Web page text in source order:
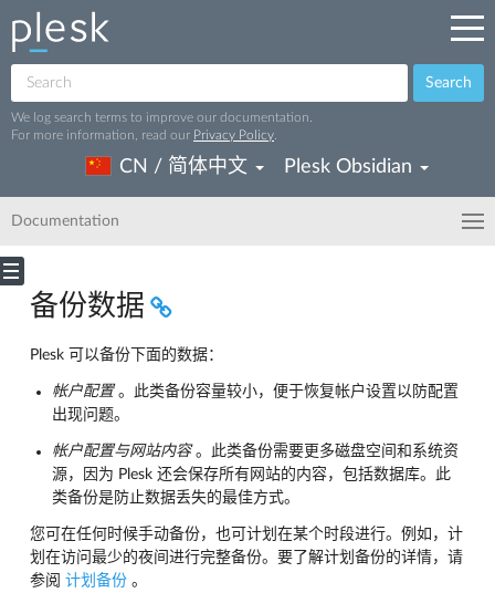
Search
We log search terms to improve our documentation.
For more information, read our Privacy Policy
CN / 简体中文 Plesk Obsidian
Documentation
备份数据
Plesk 可以备份下面的数据：
帐户配置。此类备份容量较小，便于恢复帐户设置以防配置
出现问题。
帐户配置与网站内容。此类备份需要更多磁盘空间和系统资
源，因为 Plesk 还会保存所有网站的内容，包括数据库。此
类备份是防止数据丢失的最佳方式。
您可在任何时候手动备份，也可计划在某个时段进行。例如，计
划在访问最少的夜间进行完整备份。要了解计划备份的详情，请
参阅 计划备份 。